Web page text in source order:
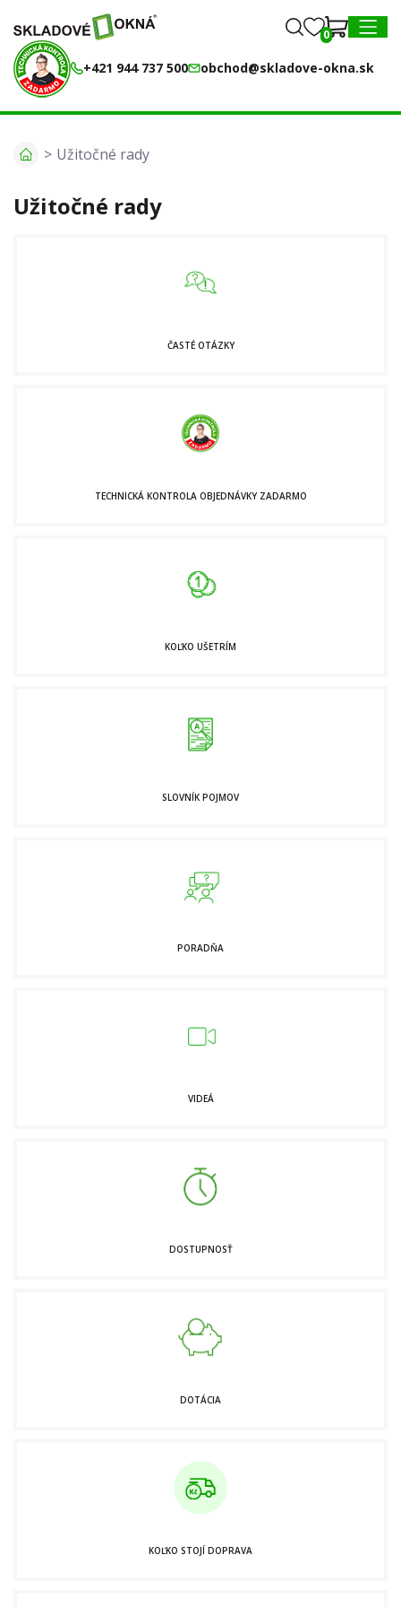
0
+421 944 737 500 obchod@skladove-okna.sk
0
Užitočné rady
Užitočné rady
ČASTÉ OTÁZKY
TECHNICKÁ KONTROLA OBJEDNÁVKY ZADARMO
KOĽKO UŠETRÍM
SLOVNÍK POJMOV
PORADŇA
VIDEÁ
DOSTUPNOSŤ
DOTÁCIA
KOĽKO STOJÍ DOPRAVA